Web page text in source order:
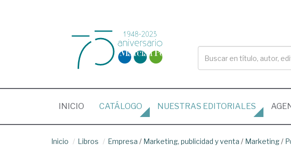
INICIO (CURRENT)
CATÁLOGO NUESTRAS EDITORIALES
Inicio Libros Empresa / Marketing, publicidad y venta / Marketing/